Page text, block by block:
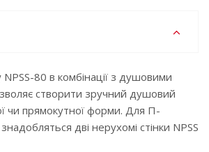
NPSS-80 в комбінації з душовими
створити зручний душовий
чи прямокутної форми. Для П-
дві нерухомі стінки NPSS